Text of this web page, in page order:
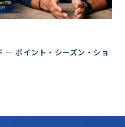
— ポイント・シーズン・ショ